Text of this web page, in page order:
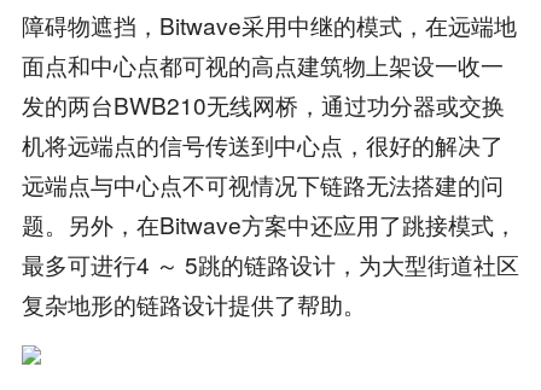
障碍物遮挡，Bitwave采用中继的模式，在远端地
面点和中心点都可视的高点建筑物上架设一收一
发的两台BWB210无线网桥，通过功分器或交换
机将远端点的信号传送到中心点，很好的解决了
远端点与中心点不可视情况下链路无法搭建的问
题。另外，在Bitwave方案中还应用了跳接模式，
最多可进行4 ～ 5跳的链路设计，为大型街道社区
复杂地形的链路设计提供了帮助。